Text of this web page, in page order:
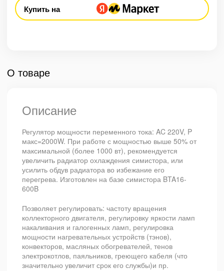
Купить на
О товаре
Описание
Регулятор мощности переменного тока: AC 220V, P
макс=2000W. При работе с мощностью выше 50% от
максимальной (более 1000 вт), рекомендуется
увеличить радиатор охлаждения симистора, или
усилить обдув радиатора во избежание его
перегрева. Изготовлен на базе симистора BTA16-
600B
Позволяет регулировать: частоту вращения
коллекторного двигателя, регулировку яркости ламп
накаливания и галогенных ламп, регулировка
мощности нагревательных устройств (тэнов),
конвекторов, масляных обогревателей, тенов
электрокотлов, паяльников, греющего кабеля (что
значительно увеличит срок его службы)и пр.